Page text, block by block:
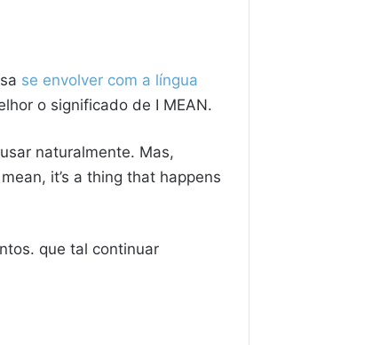
se envolver com a língua
o significado de I MEAN.
naturalmente. Mas,
it’s a thing that happens
que tal continuar